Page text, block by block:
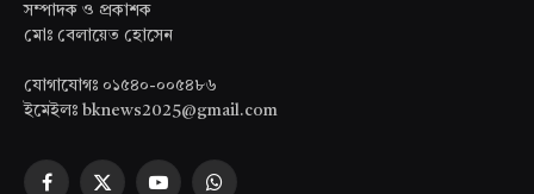
সম্পাদক ও প্রকাশক
মোঃ বেলায়েত হোসেন
যোগাযোগঃ ০১৫৪০-০০৫৪৮৬
ইমেইলঃ bknews2025@gmail.com